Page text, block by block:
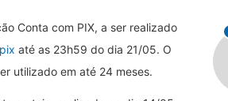
Conta com PIX, a ser realizado
até as 23h59 do dia 21/05. O
utilizado em até 24 meses.